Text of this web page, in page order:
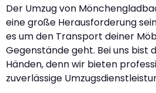
Der Umzug von
eine große Herausforderung
es um den Transport deiner
Gegenstände geht. Bei uns bist
Händen, denn wir bieten
zuverlässige